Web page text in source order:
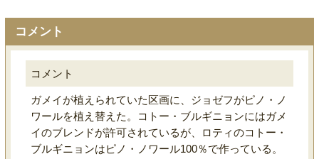
コメント
コメント
ガメイが植えられていた区画に、ジョゼフがピノ・ノ
ワールを植え替えた。コトー・ブルギニョンにはガメ
イのブレンドが許可されているが、ロティのコトー・
ブルギニョンはピノ・ノワール100％で作っている。